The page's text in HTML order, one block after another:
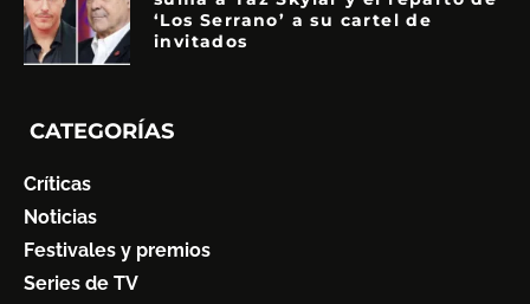
‘Los Serrano’ a su cartel de
invitados
CATEGORÍAS
Críticas
Noticias
Festivales y premios
Series de TV